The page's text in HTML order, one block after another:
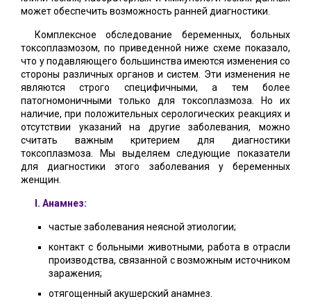
может обеспечить возможность ранней диагностики.
Комплексное обследование беременных, больных
токсоплазмозом, по приведенной ниже схеме показало,
что у подавляющего большинства имеются изменения со
стороны различных органов и систем. Эти изменения не
являются строго специфичными, а тем более
патогномоничными только для токсоплазмоза. Но их
наличие, при положительных серологических реакциях и
отсутствии указаний на другие заболевания, можно
считать важным критерием для диагностики
токсоплазмоза. Мы выделяем следующие показатели
для диагностики этого заболевания у беременных
женщин.
I. Анамнез:
частые заболевания неясной этиологии;
контакт с больными животными, работа в отрасли
производства, связанной с возможным источником
заражения;
отягощенный акушерский анамнез.